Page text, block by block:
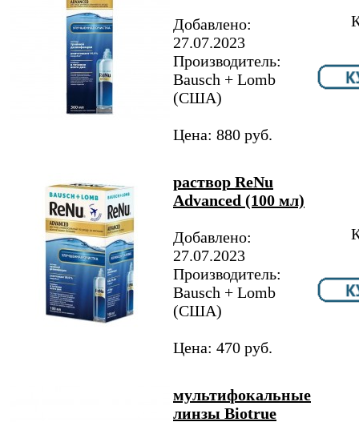
Добавлено:
27.07.2023
Производитель:
Bausch + Lomb
(США)
Цена: 880 руб.
раствор ReNu
Advanced (100 мл)
Добавлено:
27.07.2023
Производитель:
Bausch + Lomb
(США)
Цена: 470 руб.
мультифокальные
линзы Biotrue